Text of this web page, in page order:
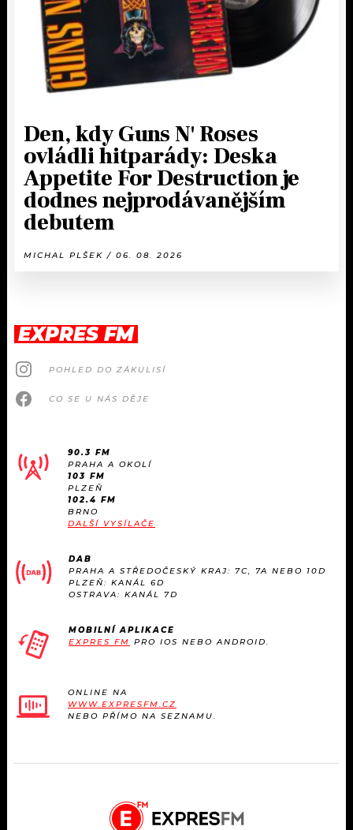
Den, kdy Guns N' Roses
ovládli hitparády: Deska
Appetite For Destruction je
dodnes nejprodávanějším
debutem
MICHAL PLŠEK / 06. 08. 2026
EXPRES FM
POHLED DO ZÁKULISÍ
CO SE U NÁS DĚJE
90.3 FM
PRAHA A OKOLÍ
103 FM
PLZEŇ
102.4 FM
BRNO
DALŠÍ VYSÍLAČE
DAB
PRAHA A STŘEDOČESKÝ KRAJ: 7C, 7A NEBO 10D
PLZEŇ: KANÁL 6D
OSTRAVA: KANÁL 7D
MOBILNÍ APLIKACE
EXPRES FM PRO IOS NEBO ANDROID.
ONLINE NA
WWW.EXPRESFM.CZ
NEBO PŘÍMO NA SEZNAMU.